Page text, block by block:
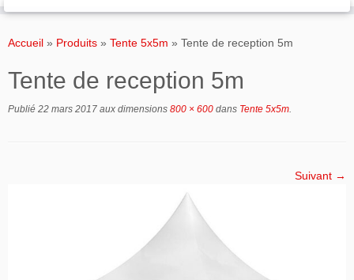
auAccueil » Produits » Tente 5x5m » Tente de reception 5m
Tente de reception 5m
Publié 22 mars 2017 aux dimensions 800 × 600 dans Tente 5x5m.
Suivant →